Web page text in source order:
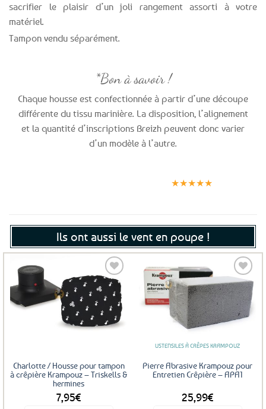
sacrifier le plaisir d’un joli rangement assorti à votre
matériel.
Tampon vendu séparément.
*Bon à savoir !
Chaque housse est confectionnée à partir d’une découpe
différente du tissu marinière. La disposition, l’alignement
et la quantité d’inscriptions Breizh peuvent donc varier
d’un modèle à l’autre.
★★★★★
Ils ont aussi le vent en poupe !
Ajouter
aux
favoris
Charlotte / Housse pour tampon
à crêpière Krampouz – Triskells &
hermines
7,95€
Ajouter
aux
favoris
USTENSILES À CRÊPES KRAMPOUZ
Pierre Abrasive Krampouz pour
Entretien Crêpière – APA1
25,99€